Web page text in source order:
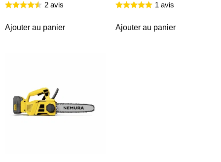
2 avis
Ajouter au panier
1 avis
Ajouter au panier